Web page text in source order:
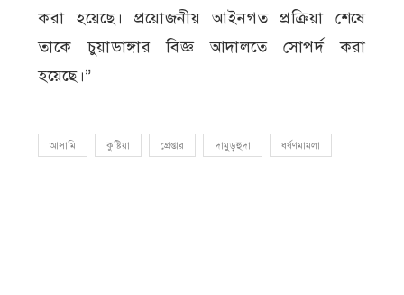
করা হয়েছে। প্রয়োজনীয় আইনগত প্রক্রিয়া শেষে
তাকে চুয়াডাঙ্গার বিজ্ঞ আদালতে সোপর্দ করা
হয়েছে।”
আসামি কুষ্টিয়া গ্রেপ্তার দামুড়হুদা ধর্ষণমামলা